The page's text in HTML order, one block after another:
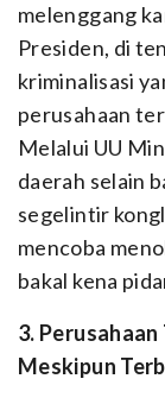
melenggang
Presiden, di
kriminalisasi
perusahaan
Melalui UU
daerah selain
segelintir
mencoba
bakal kena
3.
Meskipun